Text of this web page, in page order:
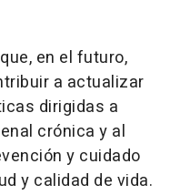
en el futuro,
a actualizar
dirigidas a
crónica y al
y cuidado
y calidad de vida.